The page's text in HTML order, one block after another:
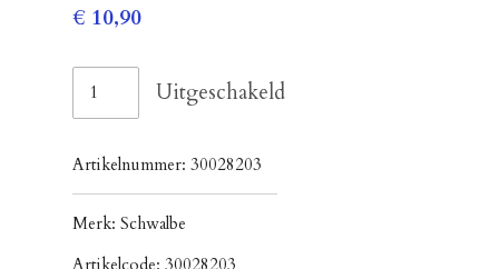
€ 10,90
Uitgeschakeld
Artikelnummer: 30028203
Merk: Schwalbe
Artikelcode: 30028203